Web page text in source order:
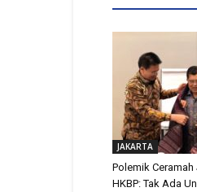
JAKARTA
Polemik Ceramah
HKBP: Tak Ada